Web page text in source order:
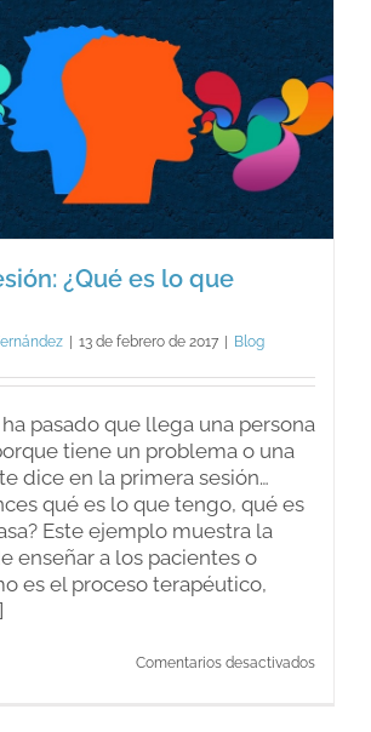
¿Qué es lo que
| 13 de febrero de 2017 | Blog
pasado que llega una persona
tiene un problema o una
dice en la primera sesión…
qué es lo que tengo, qué es
Este ejemplo muestra la
enseñar a los pacientes o
es el proceso terapéutico,
Comentarios desactivadosen